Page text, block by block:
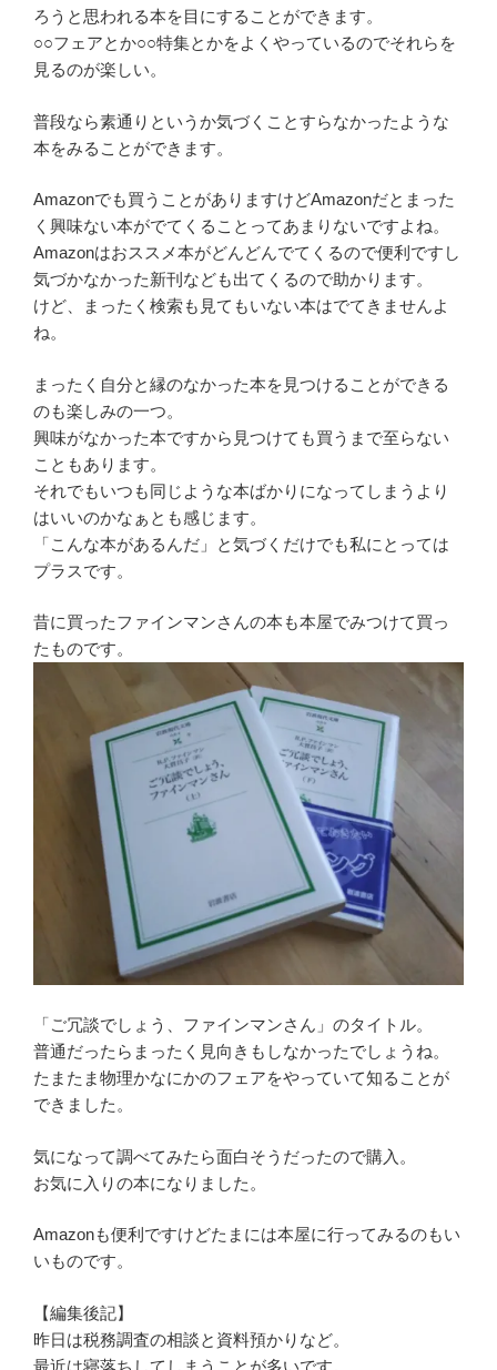
ろうと思われる本を目にすることができます。
○○フェアとか○○特集とかをよくやっているのでそれらを
見るのが楽しい。
普段なら素通りというか気づくことすらなかったような
本をみることができます。
Amazonでも買うことがありますけどAmazonだとまった
く興味ない本がでてくることってあまりないですよね。
Amazonはおススメ本がどんどんでてくるので便利ですし
気づかなかった新刊なども出てくるので助かります。
けど、まったく検索も見てもいない本はでてきませんよ
ね。
まったく自分と縁のなかった本を見つけることができる
のも楽しみの一つ。
興味がなかった本ですから見つけても買うまで至らない
こともあります。
それでもいつも同じような本ばかりになってしまうより
はいいのかなぁとも感じます。
「こんな本があるんだ」と気づくだけでも私にとっては
プラスです。
昔に買ったファインマンさんの本も本屋でみつけて買っ
たものです。
「ご冗談でしょう、ファインマンさん」のタイトル。
普通だったらまったく見向きもしなかったでしょうね。
たまたま物理かなにかのフェアをやっていて知ることが
できました。
気になって調べてみたら面白そうだったので購入。
お気に入りの本になりました。
Amazonも便利ですけどたまには本屋に行ってみるのもい
いものです。
【編集後記】
昨日は税務調査の相談と資料預かりなど。
最近は寝落ちしてしまうことが多いです。